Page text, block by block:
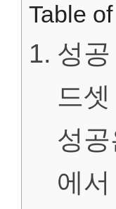
Table
성
드
성
에